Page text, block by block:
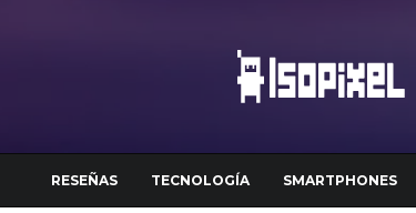
RESEÑAS TECNOLOGÍA SMARTPHONES